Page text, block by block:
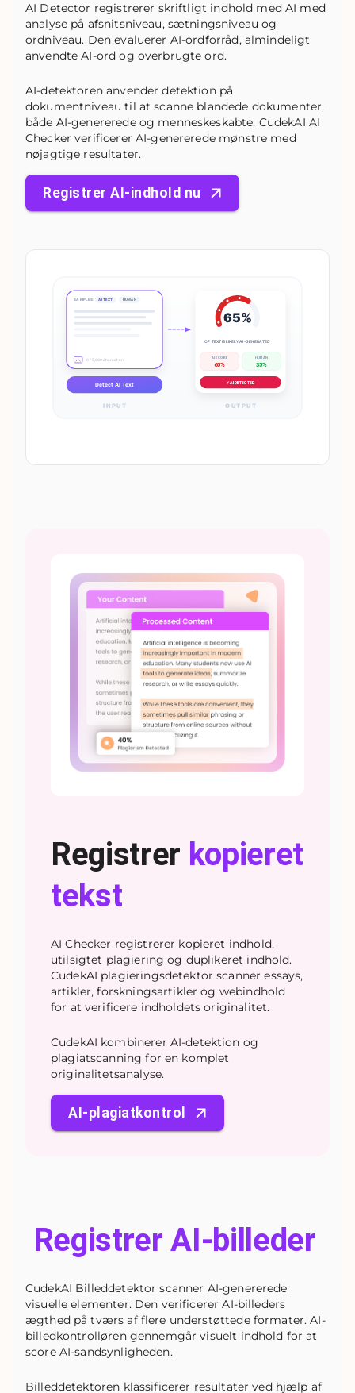
AI Detector registrerer skriftligt indhold med AI med
analyse på afsnitsniveau, sætningsniveau og
ordniveau. Den evaluerer AI-ordforråd, almindeligt
anvendte AI-ord og overbrugte ord.
AI-detektoren anvender detektion på
dokumentniveau til at scanne blandede dokumenter,
både AI-genererede og menneskeskabte. CudekAI AI
Checker verificerer AI-genererede mønstre med
nøjagtige resultater.
Registrer AI-indhold nu
SAMPLES: AI TEXT HUMAN
0 / 5,000 characters
Detect AI Text
INPUT
65%
OF TEXT IS LIKELY AI-GENERATED
AI SCORE
65%
HUMAN
35%
⚡ AI DETECTED
OUTPUT
Registrer kopieret
tekst
AI Checker registrerer kopieret indhold,
utilsigtet plagiering og duplikeret indhold.
CudekAI plagieringsdetektor scanner essays,
artikler, forskningsartikler og webindhold
for at verificere indholdets originalitet.
CudekAI kombinerer AI-detektion og
plagiatscanning for en komplet
originalitetsanalyse.
AI-plagiatkontrol
Registrer AI-billeder
CudekAI Billeddetektor scanner AI-genererede
visuelle elementer. Den verificerer AI-billeders
ægthed på tværs af flere understøttede formater. AI-
billedkontrolløren gennemgår visuelt indhold for at
score AI-sandsynligheden.
Billeddetektoren klassificerer resultater ved hjælp af